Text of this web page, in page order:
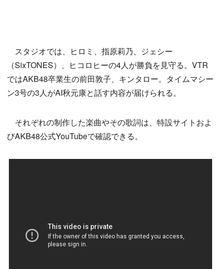
スタジオでは、ヒロミ、指原莉乃、ジェシー
（SixTONES）、ヒコロヒーの4人が勝負を見守る。VTR
ではAKB48卒業生の前田敦子、キンタロー。タイムマシー
ン3号の3人がAI秋元康と話す内容が届けられる。
それぞれの制作した楽曲やその歌詞は、特設サイトおよ
びAKB48公式YouTubeで確認できる。